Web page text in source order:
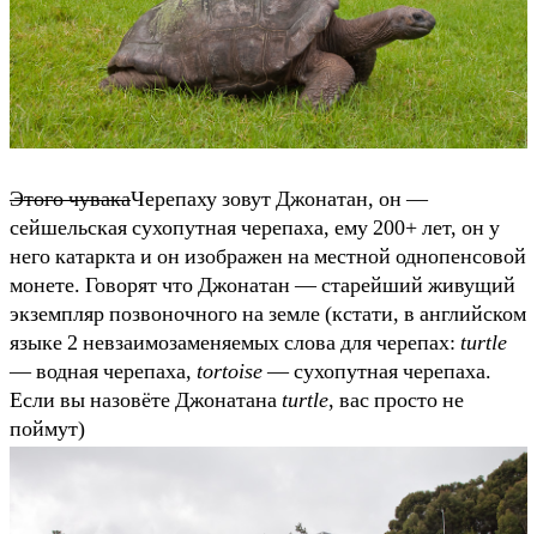
Этого чувакаЧерепаху зовут Джонатан, он —
сейшельская сухопутная черепаха, ему 200+ лет, он у
него катаркта и он изображен на местной однопенсовой
монете. Говорят что Джонатан — старейший живущий
экземпляр позвоночного на земле (кстати, в английском
языке 2 невзаимозаменяемых слова для черепах: turtle
— водная черепаха, tortoise— сухопутная черепаха.
Если вы назовёте Джонатанаturtle, вас просто не
поймут)